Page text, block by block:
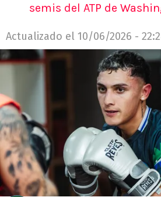
semis del ATP de
Actualizado el 10/06/2026 -